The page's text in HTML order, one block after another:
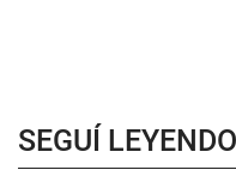
SEGUÍ LEYENDO